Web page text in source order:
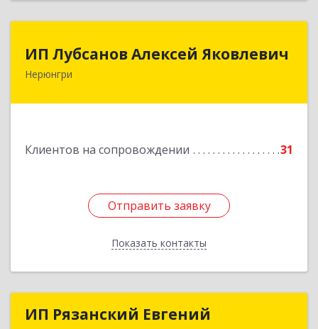
ИП Лубсанов Алексей Яковлевич
Нерюнгри
Клиентов на сопровождении 31
Отправить заявку
Показать контакты
ИП Лубсанов Алексей Яковлевич
675002, Амурская область, г. Благовещенск, ул.
Отправить заявку
Назад
ИП Рязанский Евгений
ИП Рязанский Евгений